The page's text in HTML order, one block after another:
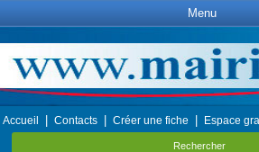
Menu
Accueil Contacts Créer une fiche Espace
Rechercher